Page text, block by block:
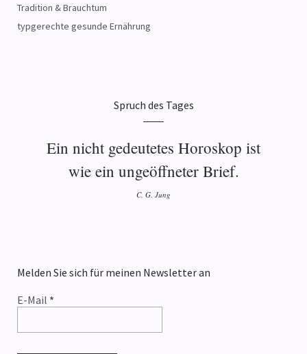
Tradition & Brauchtum
typgerechte gesunde Ernährung
Spruch des Tages
Ein nicht gedeutetes Horoskop ist
wie ein ungeöffneter Brief.
C. G. Jung
Melden Sie sich für meinen Newsletter an
E-Mail *